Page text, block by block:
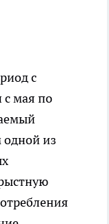
с
с мая по
одной из